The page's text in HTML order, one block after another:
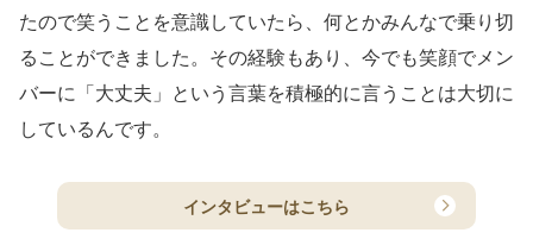
たので笑うことを意識していたら、何とかみんなで乗り切
ることができました。その経験もあり、今でも笑顔でメン
バーに「大丈夫」という言葉を積極的に言うことは大切に
しているんです。
インタビューはこちら